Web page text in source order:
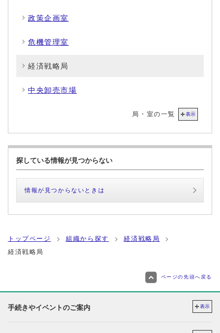
政策企画室
危機管理室
経済戦略局
中央卸売市場
局・室の一覧 表示
探している情報が見つからない
情報が見つからないときは
トップページ 組織から探す
経済戦略局
経済戦略局
ページの先頭へ戻る
手続きやイベントのご案内 表示